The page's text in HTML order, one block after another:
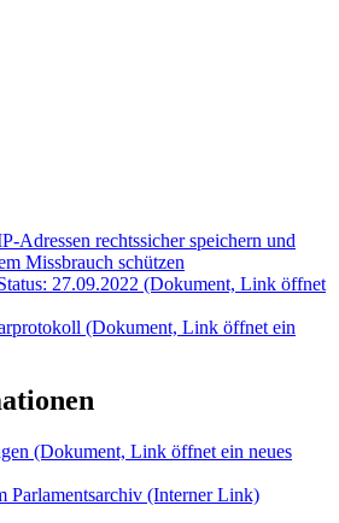
Adressen rechtssicher speichern und
Missbrauch schützen
27.09.2022 (Dokument, Link öffnet
(Dokument, Link öffnet ein
(Dokument, Link öffnet ein neues
Parlamentsarchiv (Interner Link)